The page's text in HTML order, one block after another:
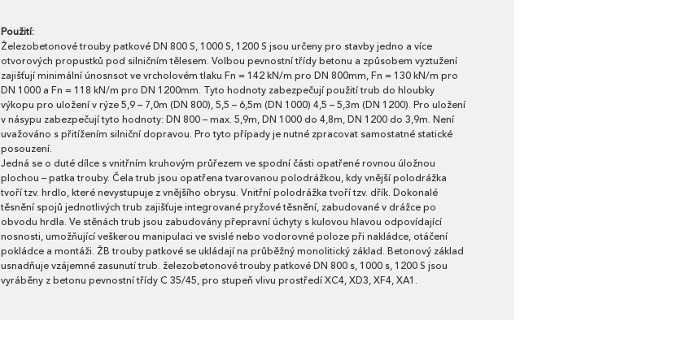
Použití:
Železobetonové trouby patkové DN 800 S, 1000 S, 1200 S jsou určeny pro stavby jedno a více
otvorových propustků pod silničním tělesem. Volbou pevnostní třídy betonu a způsobem vyztužení
zajišťují minimální únosnsot ve vrcholovém tlaku Fn = 142 kN/m pro DN 800mm, Fn = 130 kN/m pro
DN 1000 a Fn = 118 kN/m pro DN 1200mm. Tyto hodnoty zabezpečují použití trub do hloubky
výkopu pro uložení v rýze 5,9 – 7,0m (DN 800), 5,5 – 6,5m (DN 1000) 4,5 – 5,3m (DN 1200). Pro uložení
v násypu zabezpečují tyto hodnoty: DN 800 – max. 5,9m, DN 1000 do 4,8m, DN 1200 do 3,9m. Není
uvažováno s přitížením silniční dopravou. Pro tyto případy je nutné zpracovat samostatné statické
posouzení.
Jedná se o duté dílce s vnitřním kruhovým průřezem ve spodní části opatřené rovnou úložnou
plochou – patka trouby. Čela trub jsou opatřena tvarovanou polodrážkou, kdy vnější polodrážka
tvoří tzv. hrdlo, které nevystupuje z vnějšího obrysu. Vnitřní polodrážka tvoří tzv. dřík. Dokonalé
těsnění spojů jednotlivých trub zajišťuje integrované pryžové těsnění, zabudované v drážce po
obvodu hrdla. Ve stěnách trub jsou zabudovány přepravní úchyty s kulovou hlavou odpovídající
nosnosti, umožňující veškerou manipulaci ve svislé nebo vodorovné poloze při nakládce, otáčení
pokládce a montáži. ŽB trouby patkové se ukládají na průběžný monolitický základ. Betonový základ
usnadňuje vzájemné zasunutí trub. železobetonové trouby patkové DN 800 s, 1000 s, 1200 S jsou
vyráběny z betonu pevnostní třídy C 35/45, pro stupeň vlivu prostředí XC4, XD3, XF4, XA1.